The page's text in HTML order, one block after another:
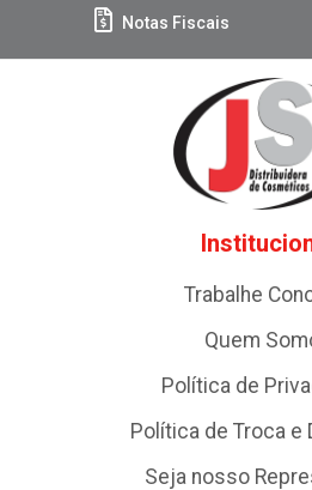
Notas Fiscais
Trabalhe
Quem
Política de
Política de Troca e
Seja nosso